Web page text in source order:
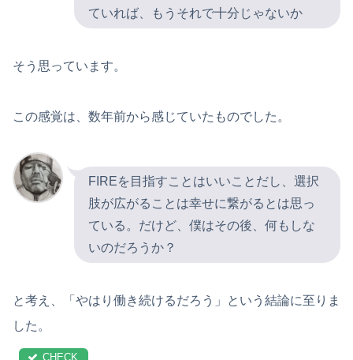
ていれば、もうそれで十分じゃないか
そう思っています。
この感覚は、数年前から感じていたものでした。
FIREを目指すことはいいことだし、選択
肢が広がることは幸せに繋がるとは思っ
ている。だけど、僕はその後、何もしな
いのだろうか？
と考え、「やはり働き続けるだろう」という結論に至りま
した。